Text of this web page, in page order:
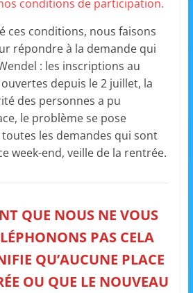
a
i
o
n
à
p
t
i
r
conditions de participation.
ces conditions, nous faisons
répondre à la demande qui
: les inscriptions au
depuis le 2 juillet, la
des personnes a pu
le problème se pose
les demandes qui sont
week-end, veille de la rentrée.
QUE NOUS NE VOUS
PAS CELA
QU’AUCUNE PLACE
OU QUE LE NOUVEAU